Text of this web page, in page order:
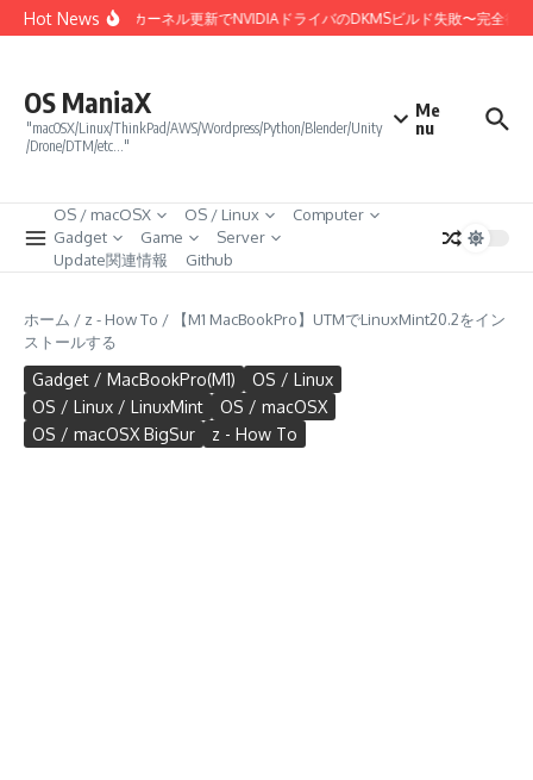
コンテンツへスキップ
Hot NewsLinux 7.0カーネル更新でNVIDIAドライバのDKMSビルド失敗〜完全復旧
OS ManiaX
"macOSX/Linux/ThinkPad/AWS/Wordpress/Python/Blender/Unity
/Drone/DTM/etc…"
Me
nu
OS / macOSX OS / Linux
Computer
Gadget
Game
Server
Update関連情報
Github
ホーム / z - How To /
【M1 MacBookPro】UTMでLinuxMint20.2をイン
ストールする
Gadget / MacBookPro(M1)
OS / Linux
OS / Linux / LinuxMint
OS / macOSX
OS / macOSX BigSur
z - How To